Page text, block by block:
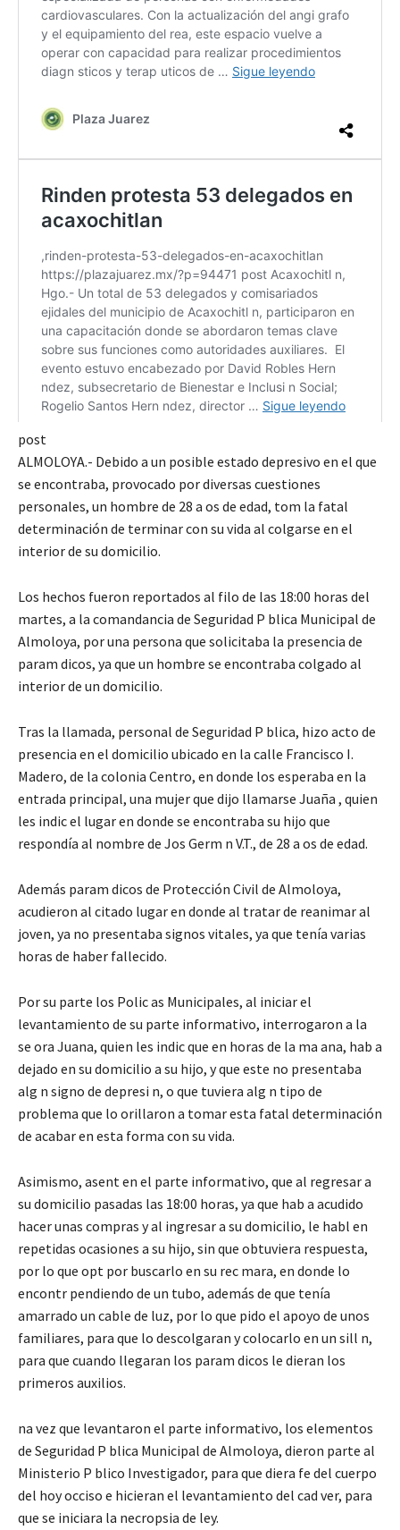
post
ALMOLOYA.- Debido a un posible estado depresivo en el que
se encontraba, provocado por diversas cuestiones
personales, un hombre de 28 a os de edad, tom la fatal
determinación de terminar con su vida al colgarse en el
interior de su domicilio.
Los hechos fueron reportados al filo de las 18:00 horas del
martes, a la comandancia de Seguridad P blica Municipal de
Almoloya, por una persona que solicitaba la presencia de
param dicos, ya que un hombre se encontraba colgado al
interior de un domicilio.
Tras la llamada, personal de Seguridad P blica, hizo acto de
presencia en el domicilio ubicado en la calle Francisco I.
Madero, de la colonia Centro, en donde los esperaba en la
entrada principal, una mujer que dijo llamarse Juaña , quien
les indic el lugar en donde se encontraba su hijo que
respondía al nombre de Jos Germ n V.T., de 28 a os de edad.
Además param dicos de Protección Civil de Almoloya,
acudieron al citado lugar en donde al tratar de reanimar al
joven, ya no presentaba signos vitales, ya que tenía varias
horas de haber fallecido.
Por su parte los Polic as Municipales, al iniciar el
levantamiento de su parte informativo, interrogaron a la
se ora Juana, quien les indic que en horas de la ma ana, hab a
dejado en su domicilio a su hijo, y que este no presentaba
alg n signo de depresi n, o que tuviera alg n tipo de
problema que lo orillaron a tomar esta fatal determinación
de acabar en esta forma con su vida.
Asimismo, asent en el parte informativo, que al regresar a
su domicilio pasadas las 18:00 horas, ya que hab a acudido
hacer unas compras y al ingresar a su domicilio, le habl en
repetidas ocasiones a su hijo, sin que obtuviera respuesta,
por lo que opt por buscarlo en su rec mara, en donde lo
encontr pendiendo de un tubo, además de que tenía
amarrado un cable de luz, por lo que pido el apoyo de unos
familiares, para que lo descolgaran y colocarlo en un sill n,
para que cuando llegaran los param dicos le dieran los
primeros auxilios.
na vez que levantaron el parte informativo, los elementos
de Seguridad P blica Municipal de Almoloya, dieron parte al
Ministerio P blico Investigador, para que diera fe del cuerpo
del hoy occiso e hicieran el levantamiento del cad ver, para
que se iniciara la necropsia de ley.